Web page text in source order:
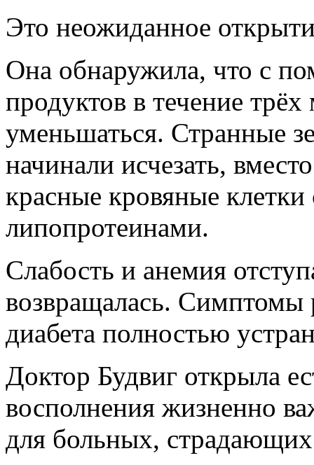
Это неожиданное
Она обнаружила, что с
продуктов в течение
уменьшаться. Странные
начинали исчезать,
красные кровяные
липопротеинами.
Слабость и анемия
возвращалась. Симптомы
диабета полностью
Доктор Будвиг открыла
восполнения жизненно
для больных,